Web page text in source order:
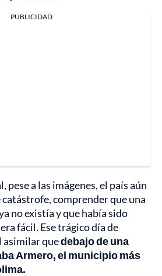
PUBLICIDAD
pese a las imágenes, el país aún
comprender que una
no existía y que había sido
fácil. Ese trágico día de
asimilar quedebajo de una
Armero, el municipio más